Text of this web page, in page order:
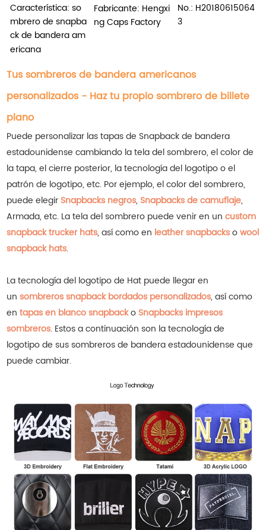
Característica: so
mbrero de snapba
ck de bandera am
ericana
Fabricante: Hengxi
ng Caps Factory
No.: H20180615064
3
Tus sombreros de bandera americanos
personalizados - Haz tu propio sombrero de billete
plano
Puede personalizar las tapas de Snapback de bandera
estadounidense cambiando la tela del sombrero, el color de
la tapa, el cierre posterior, la tecnología del logotipo o el
patrón de logotipo, etc. Por ejemplo, el color del sombrero,
puede elegir Snapbacks negros, Snapbacks de camuflaje,
Armada, etc. La tela del sombrero puede venir en uncustom
snapback trucker hats, así como en leather snapbacksowool
snapback hats.
La tecnología del logotipo de Hat puede llegar en
un sombreros snapback bordados personalizados, así como
entapas en blanco snapbacko Snapbacks impresos
sombreros. Estos a continuación son la tecnología de
logotipo de sus sombreros de bandera estadounidense que
puede cambiar.